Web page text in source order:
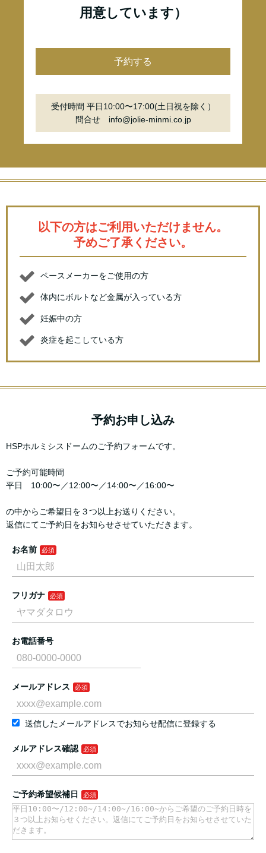
用意しています）
予約する
受付時間 平日10:00〜17:00(土日祝を除く）
問合せ info@jolie-minmi.co.jp
以下の方はご利用いただけません。
予めご了承ください。
ペースメーカーをご使用の方
体内にボルトなど金属が入っている方
妊娠中の方
炎症を起こしている方
予約お申し込み
HSPホルミシスドームのご予約フォームです。
ご予約可能時間
平日 10:00〜／12:00〜／14:00〜／16:00〜
の中からご希望日を３つ以上お送りください。
返信にてご予約日をお知らせさせていただきます。
お名前
フリガナ
お電話番号
メールアドレス
送信したメールアドレスでお知らせ配信に登録する
メルアドレス確認
ご予約希望候補日